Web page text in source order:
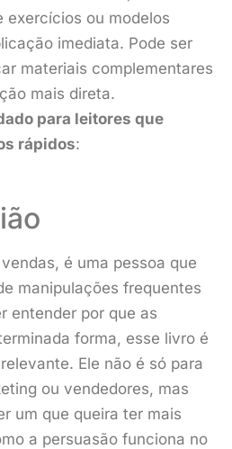
exercícios ou modelos
imediata. Pode ser
materiais complementares
mais direta.
para leitores que
rápidos:
é uma pessoa que
manipulações frequentes
entender por que as
forma, esse livro é
Ele não é só para
ou vendedores, mas
um que queira ter mais
a persuasão funciona no